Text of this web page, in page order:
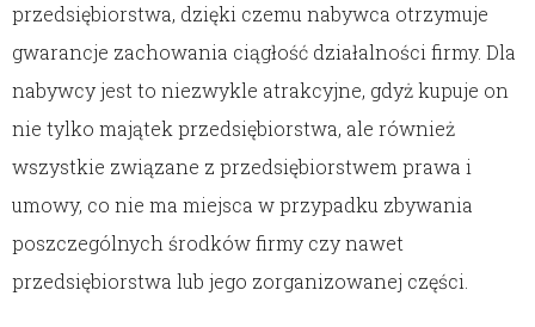
przedsiębiorstwa, dzięki czemu nabywca otrzymuje
gwarancje zachowania ciągłość działalności firmy. Dla
nabywcy jest to niezwykle atrakcyjne, gdyż kupuje on
nie tylko majątek przedsiębiorstwa, ale również
wszystkie związane z przedsiębiorstwem prawa i
umowy, co nie ma miejsca w przypadku zbywania
poszczególnych środków firmy czy nawet
przedsiębiorstwa lub jego zorganizowanej części.